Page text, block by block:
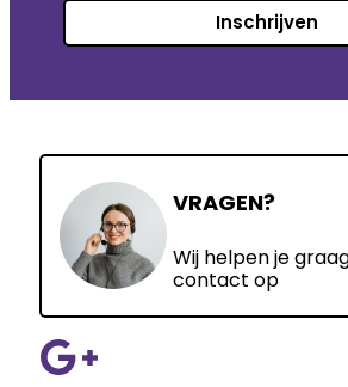
Inschrijven
VRAGEN?
Wij helpen je
contact op